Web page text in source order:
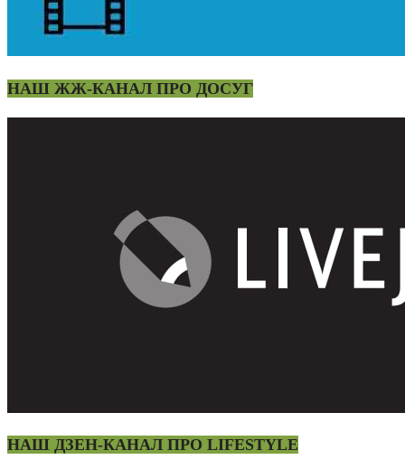
НАШ ЖЖ-КАНАЛ ПРО ДОСУГ
НАШ ДЗЕН-КАНАЛ ПРО LIFESTYLE